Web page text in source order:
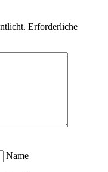
Erforderliche
Name